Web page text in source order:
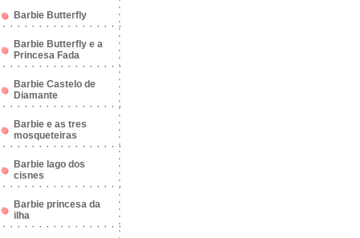
Barbie Butterfly
Barbie Butterfly e a
Princesa Fada
Barbie Castelo de
Diamante
Barbie e as tres
mosqueteiras
Barbie lago dos
cisnes
Barbie princesa da
ilha